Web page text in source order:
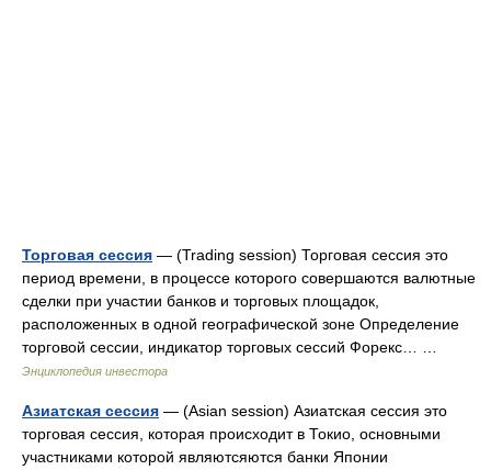
Торговая сессия — (Trading session) Торговая сессия это
период времени, в процессе которого совершаются валютные
сделки при участии банков и торговых площадок,
расположенных в одной географической зоне Определение
торговой сессии, индикатор торговых сессий Форекс… …
Энциклопедия инвестора
Азиатская сессия — (Asian session) Азиатская сессия это
торговая сессия, которая происходит в Токио, основными
участниками которой являютсяются банки Японии